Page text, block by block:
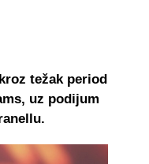
težak period
uz podijum